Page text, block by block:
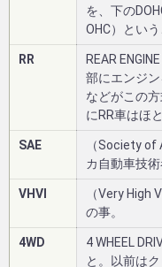
を、下の
OHC）という
RR
REAR
部にエンジ
などがこの
にRR車はほ
SAE
（Society
カ自動車技術
VHVI
（Very High
の事。
4WD
4 WHEEL
と。以前は